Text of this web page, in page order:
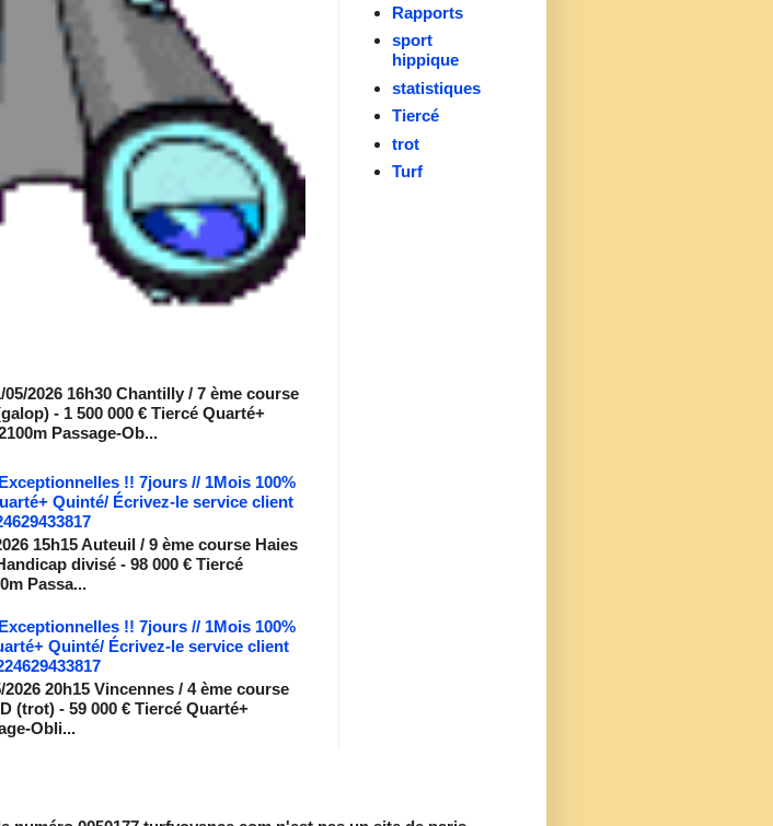
05/2026 16h30 Chantilly / 7 ème course
- 1 500 000 € Tiercé Quarté+
Passage-Ob...
!! 7jours // 1Mois 100%
Quinté/ Écrivez-le service client
15h15 Auteuil / 9 ème course Haies
divisé - 98 000 € Tiercé
Passa...
!! 7jours // 1Mois 100%
Quinté/ Écrivez-le service client
2026 20h15 Vincennes / 4 ème course
(trot) - 59 000 € Tiercé Quarté+
Obli...
Rapports
sport
hippique
statistiques
Tiercé
trot
Turf